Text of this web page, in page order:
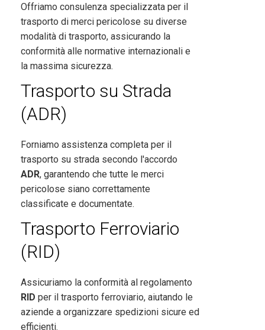
Offriamo consulenza specializzata per il
trasporto di merci pericolose su diverse
modalità di trasporto, assicurando la
conformità alle normative internazionali e
la massima sicurezza.
Trasporto su Strada
(ADR)
Forniamo assistenza completa per il
trasporto su strada secondo l'accordo
ADR, garantendo che tutte le merci
pericolose siano correttamente
classificate e documentate.
Trasporto Ferroviario
(RID)
Assicuriamo la conformità al regolamento
RID per il trasporto ferroviario, aiutando le
aziende a organizzare spedizioni sicure ed
efficienti.